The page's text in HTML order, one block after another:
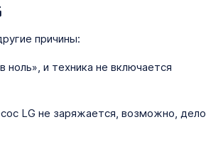
причины:
и техника не включается
LG не заряжается, возможно, дело